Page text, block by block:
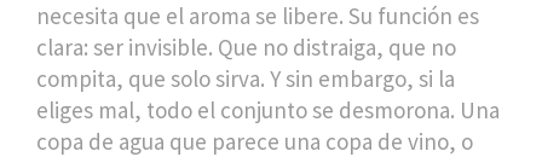
necesita que el aroma se libere. Su función es
clara: ser invisible. Que no distraiga, que no
compita, que solo sirva. Y sin embargo, si la
eliges mal, todo el conjunto se desmorona. Una
copa de agua que parece una copa de vino, o